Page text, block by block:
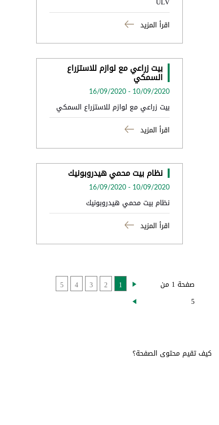
اقرأ المزيد
بيت زراعي مع لوازم للاستزراع
السمكي
10/09/2020
-
16/09/2020
بيت زراعي مع لوازم للاستزراع السمكي
اقرأ المزيد
نظام بيت محمي هيدروبونيك
10/09/2020
-
16/09/2020
نظام بيت محمي هيدروبونيك
اقرأ المزيد
صفحة 1 من
5
1
2
3
4
5
كيف تقيم محتوى الصفحة؟